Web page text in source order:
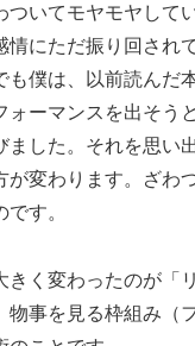
ついてモヤモヤして
情にただ振り回され
も僕は、以前読んだ
ォーマンスを出そう
ました。それを思い
が変わります。ざわ
す。
きく変わったのが「
物事を見る枠組み（